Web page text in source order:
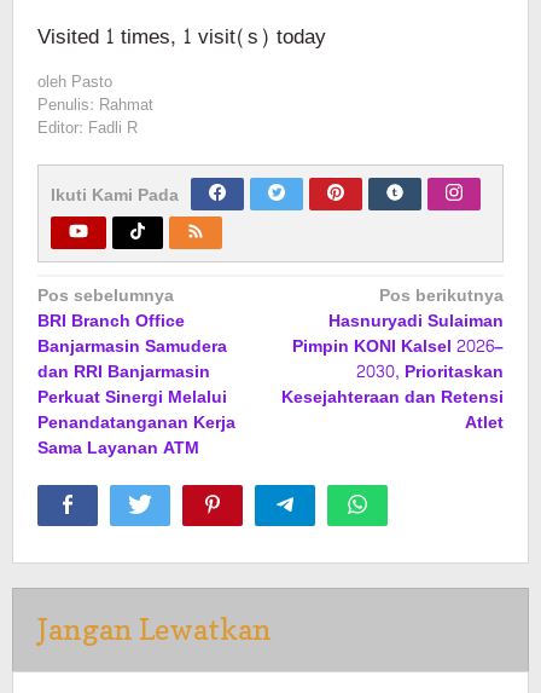
Visited 1 times, 1 visit(s) today
oleh Pasto
Penulis: Rahmat
Editor: Fadli R
Ikuti Kami Pada
Navigasi
pos
Pos sebelumnya
BRI Branch Office
Banjarmasin Samudera
dan RRI Banjarmasin
Perkuat Sinergi Melalui
Penandatanganan Kerja
Sama Layanan ATM
Pos berikutnya
Hasnuryadi Sulaiman
Pimpin KONI Kalsel 2026–
2030, Prioritaskan
Kesejahteraan dan Retensi
Atlet
Jangan Lewatkan